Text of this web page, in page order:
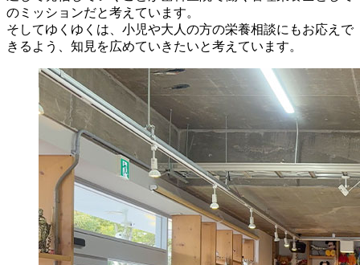
のミッションだと考えています。
そしてゆくゆくは、小児や大人の方の栄養相談にもお応えで
きるよう、知見を広めていきたいと考えています。